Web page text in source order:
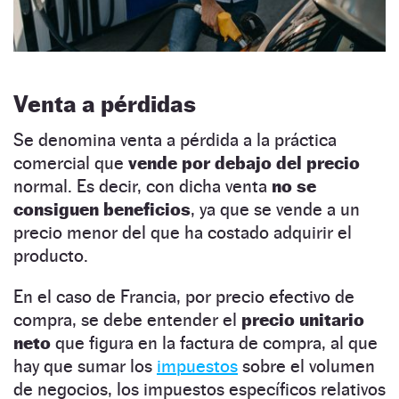
Venta a pérdidas
Se denomina venta a pérdida a la práctica
comercial que vende por debajo del precio
normal. Es decir, con dicha venta no se
consiguen beneficios, ya que se vende a un
precio menor del que ha costado adquirir el
producto.
En el caso de Francia, por precio efectivo de
compra, se debe entender el precio unitario
neto que figura en la factura de compra, al que
hay que sumar los impuestos sobre el volumen
de negocios, los impuestos específicos relativos